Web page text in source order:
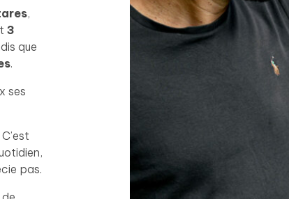
,
3
que
.
ses
C’est
pas.